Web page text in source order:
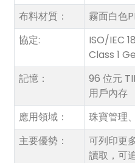
布料材質：
霧面白色
協定:
ISO/IEC
Class 1
記憶：
96 位元
用戶內存
應用領域：
珠寶管理
主要優勢：
可列印更
讀取，可